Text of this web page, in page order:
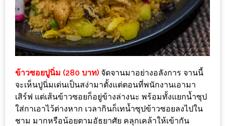
ผิง
ไฟ
อุ่นๆ
ปิ้ง
เมล
โล่
พร้อม
ชิม
ข้าวซอยปูนิ่ม (280 บาท) จัดจานมาอย่างอลังการ จานนี้
จะเห็นปูนิ่มเด่นเป็นสง่ามาตั้งแต่ตอนที่พนักงานเอามา
เสิร์ฟ แต่เส้นข้าวซอยก็อยู่ข้างล่างนะ พร้อมทั้งแยกน้ำซุป
ใส่กาเอาไว้ต่างหาก เวลากินก็เทน้ำซุปข้าวซอยลงไปใน
ชาม มากหรือน้อยตามอัธยาศัย คลุกเคล้าให้เข้ากัน